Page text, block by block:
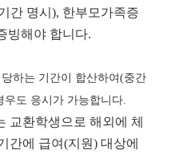
간 명시), 한부모가족증
빙해야 합니다.
하는 기간이 합산하여(중간
우도 응시가 가능합니다.
교환학생으로 해외에 체
간에 급여(지원) 대상에